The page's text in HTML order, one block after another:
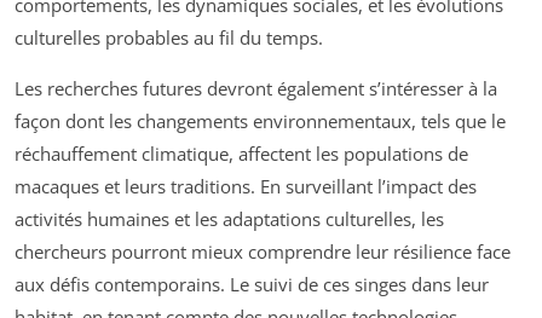
culturelles probables au fil du temps.
Les recherches futures devront également s’intéresser à la
façon dont les changements environnementaux, tels que le
réchauffement climatique, affectent les populations de
macaques et leurs traditions. En surveillant l’impact des
activités humaines et les adaptations culturelles, les
chercheurs pourront mieux comprendre leur résilience face
aux défis contemporains. Le suivi de ces singes dans leur